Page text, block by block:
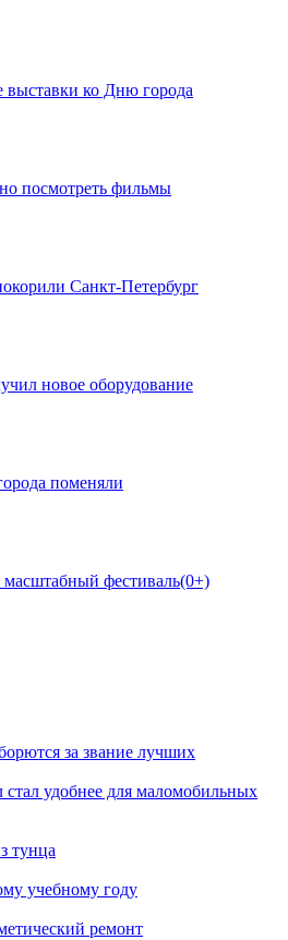
ко Дню города
посмотреть фильмы
Санкт-Петербург
новое оборудование
поменяли
фестиваль(0+)
за звание лучших
удобнее для маломобильных
тунца
учебному году
ремонт